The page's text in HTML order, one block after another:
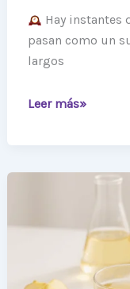
Hay instantes
pasan como un
largos
Leer más»
el